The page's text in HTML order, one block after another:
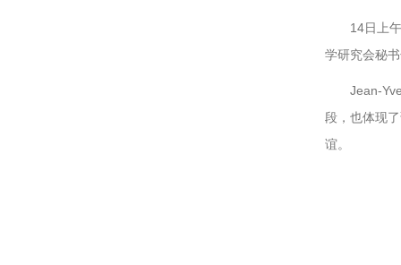
14日上
学研究会秘
Jean-
段，也体现
谊。